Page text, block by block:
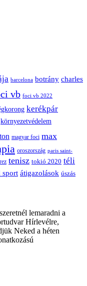
barcelona botrány charles
vb foci vb 2022
kerékpár
környezetvédelem
magyar foci max
oroszország paris saint-
tenisz tokió 2020 téli
sport átigazolások úszás
lemaradni a
Hírlevélre,
Neked a héten